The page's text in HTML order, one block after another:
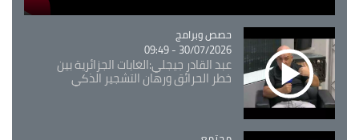
Catégorie
حصص وبرامج
30/07/2026 - 09:49
عبد القادر جيجلي:الغابات الجزائرية بين
خطر الحرائق ورهان التشجير الذكي